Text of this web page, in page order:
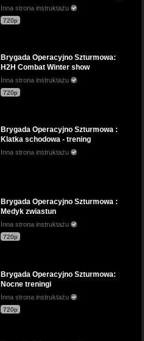
Inna strona instruktażu
720p
Brygada Operacyjno Szturmowa:
H2H Combat Winter show
Inna strona instruktażu
720p
Brygada Operacyjno Szturmowa :
Klatka schodowa - trening
Inna strona instruktażu
Brygada Operacyjno Szturmowa :
Medyk zwiastun
Inna strona instruktażu
720p
Brygada Operacyjno Szturmowa:
Nocne treningi
Inna strona instruktażu
720p